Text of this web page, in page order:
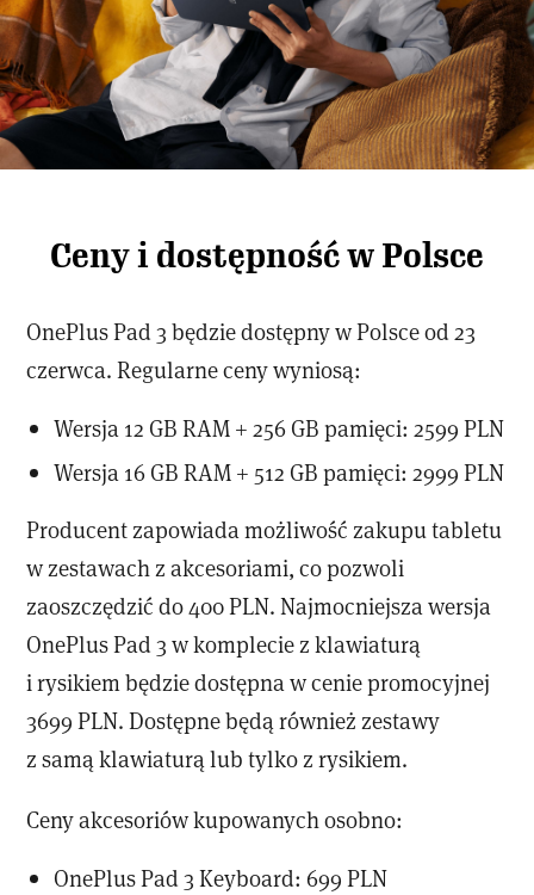
Ceny i dostępność w Polsce
OnePlus Pad 3 będzie dostępny w Polsce od 23
czerwca. Regularne ceny wyniosą:
Wersja 12 GB RAM + 256 GB pamięci: 2599 PLN
Wersja 16 GB RAM + 512 GB pamięci: 2999 PLN
Producent zapowiada możliwość zakupu tabletu
w zestawach z akcesoriami, co pozwoli
zaoszczędzić do 400 PLN. Najmocniejsza wersja
OnePlus Pad 3 w komplecie z klawiaturą
i rysikiem będzie dostępna w cenie promocyjnej
3699 PLN. Dostępne będą również zestawy
z samą klawiaturą lub tylko z rysikiem.
Ceny akcesoriów kupowanych osobno:
OnePlus Pad 3 Keyboard: 699 PLN